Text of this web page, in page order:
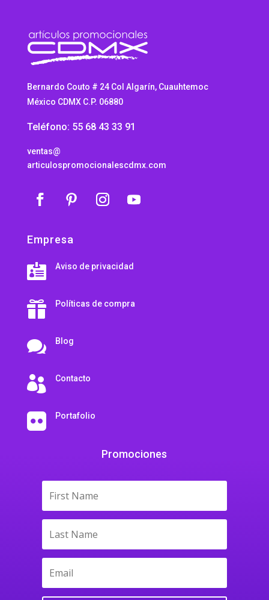
Bernardo Couto # 24 Col Algarín, Cuauhtemoc
México CDMX C.P. 06880
Teléfono: 55 68 43 33 91
ventas@
articulospromocionalescdmx.com
Empresa
 Aviso de privacidad
 Políticas de compra
 Blog
 Contacto
 Portafolio
Promociones